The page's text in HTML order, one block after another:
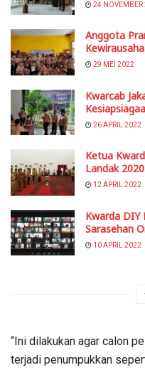
24 NOVEMBER
Anggota
29 MEI 2022
Kwarcab
26 APRIL 2022
Ketua
Landak
12 APRIL 2022
Kwarda DIY
Sarasehan
10 APRIL 2022
“Ini dilakukan agar calon
terjadi penumpukkan